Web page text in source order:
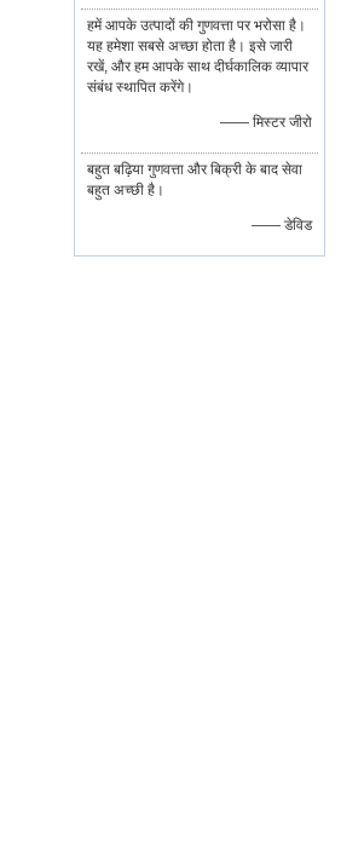
हमें आपके उत्पादों की गुणवत्ता पर भरोसा है।
यह हमेशा सबसे अच्छा होता है। इसे जारी
रखें, और हम आपके साथ दीर्घकालिक व्यापार
संबंध स्थापित करेंगे।
—— मिस्टर जीरो
बहुत बढ़िया गुणवत्ता और बिक्री के बाद सेवा
बहुत अच्छी है।
—— डेविड